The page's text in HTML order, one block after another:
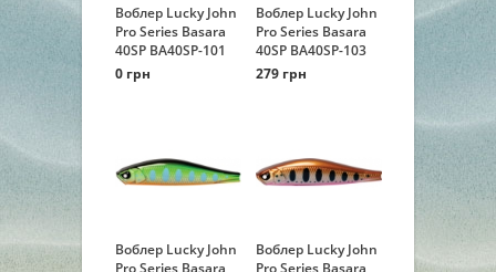
Воблер Lucky John
Pro Series Basara
40SP BA40SP-101
0 грн
Воблер Lucky John
Pro Series Basara
40SP BA40SP-103
279 грн
Воблер Lucky John
Pro Series Basara
Воблер Lucky John
Pro Series Basara